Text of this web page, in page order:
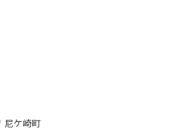
尼ケ崎町